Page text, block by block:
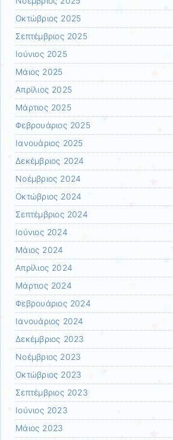
Οκτώβριος 2025
Σεπτέμβριος 2025
Ιούνιος 2025
Μάιος 2025
Απρίλιος 2025
Μάρτιος 2025
Φεβρουάριος 2025
Ιανουάριος 2025
Δεκέμβριος 2024
Νοέμβριος 2024
Οκτώβριος 2024
Σεπτέμβριος 2024
Ιούνιος 2024
Μάιος 2024
Απρίλιος 2024
Μάρτιος 2024
Φεβρουάριος 2024
Ιανουάριος 2024
Δεκέμβριος 2023
Νοέμβριος 2023
Οκτώβριος 2023
Σεπτέμβριος 2023
Ιούνιος 2023
Μάιος 2023